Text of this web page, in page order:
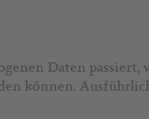
Daten passiert,
können.